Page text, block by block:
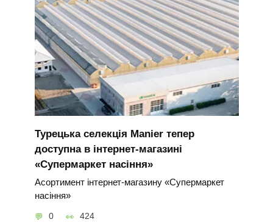
Турецька селекція Manier тепер
доступна в інтернет-магазині
«Супермаркет насіння»
Асортимент інтернет-магазину «Супермаркет
насіння»
0 424